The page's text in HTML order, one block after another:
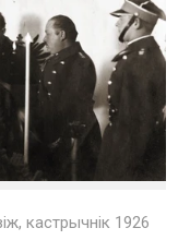
кастрычнік 1926